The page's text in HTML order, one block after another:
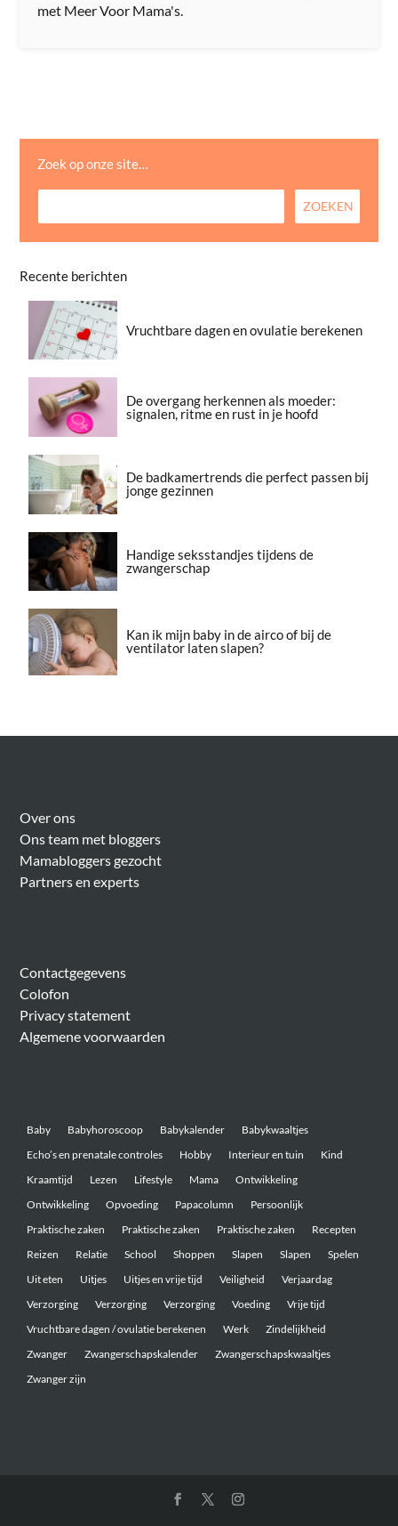
met Meer Voor Mama's.
Zoek op onze site…
Recente berichten
Vruchtbare dagen en ovulatie berekenen
De overgang herkennen als moeder:
signalen, ritme en rust in je hoofd
De badkamertrends die perfect passen bij
jonge gezinnen
Handige seksstandjes tijdens de
zwangerschap
Kan ik mijn baby in de airco of bij de
ventilator laten slapen?
Over ons
Ons team met bloggers
Mamabloggers gezocht
Partners en experts
Contactgegevens
Colofon
Privacy statement
Algemene voorwaarden
Baby Babyhoroscoop Babykalender
Babykwaaltjes
Echo’s en prenatale controles
Hobby Interieur en tuin
Kind
Kraamtijd
Lezen Lifestyle Mama
Ontwikkeling
Ontwikkeling
Opvoeding Papacolumn
Persoonlijk
Praktische zaken
Praktische zaken Praktische zaken
Recepten
Reizen
Relatie School Shoppen Slapen Slapen
Spelen
Uit eten
Uitjes Uitjes en vrije tijd Veiligheid
Verjaardag
Verzorging
Verzorging Verzorging Voeding
Vrije tijd
Vruchtbare dagen / ovulatie berekenen
Werk
Zindelijkheid
Zwanger
Zwangerschapskalender
Zwangerschapskwaaltjes
Zwanger zijn